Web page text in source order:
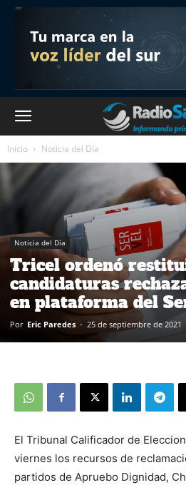
Inicio Noticia del Día
Noticia del Día
Tricel ordenó
candidaturas
en plataforma del
Por Eric Paredes - 25 de septiembre de 2021
El Tribunal Calificador de
viernes los recursos de
partidos de Apruebo Dignidad,